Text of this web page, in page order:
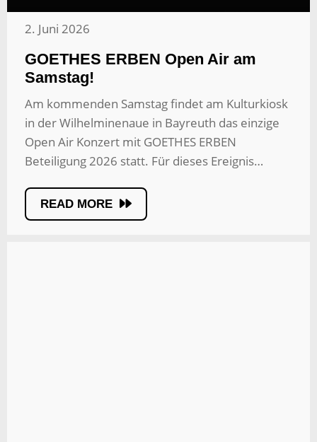
2. Juni 2026
GOETHES ERBEN Open Air am
Samstag!
Am kommenden Samstag findet am Kulturkiosk
in der Wilhelminenaue in Bayreuth das einzige
Open Air Konzert mit GOETHES ERBEN
Beteiligung 2026 statt. Für dieses Ereignis…
READ MORE